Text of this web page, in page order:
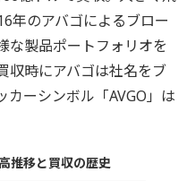
年のアバゴによるブロー
な製品ポートフォリオを
収時にアバゴは社名をブ
カーシンボル「AVGO」は
推移と買収の歴史